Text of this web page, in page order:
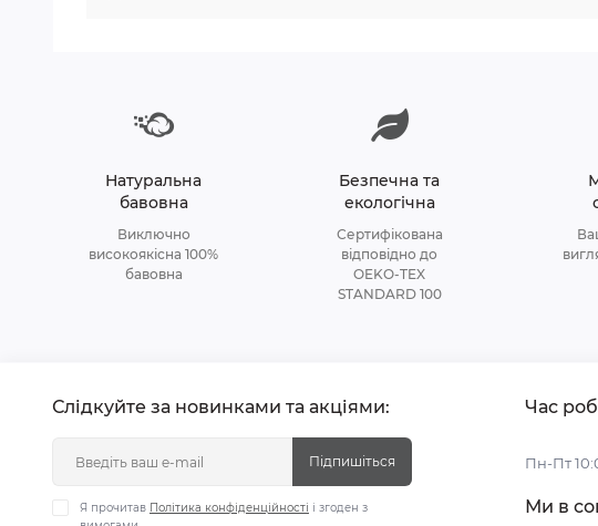
Натуральна
бавовна
Виключно
високоякісна 100%
бавовна
Безпечна та
екологічна
Сертифікована
відповідно до
OEKO-TEX
STANDARD 100
Слідкуйте за новинками та акціями:
Підпишіться
Я прочитав Політика конфіденційності і згоден з
Час
Пн-Пт
Ми в